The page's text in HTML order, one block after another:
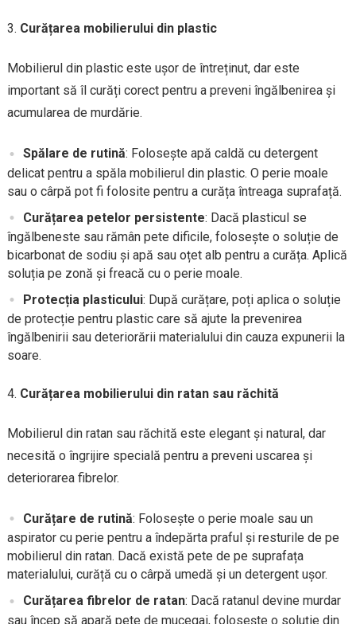
Curățarea mobilierului din plastic
Mobilierul din plastic este ușor de întreținut, dar este
important să îl curăți corect pentru a preveni îngălbenirea și
acumularea de murdărie.
Spălare de rutină: Folosește apă caldă cu detergent
delicat pentru a spăla mobilierul din plastic. O perie moale
sau o cârpă pot fi folosite pentru a curăța întreaga suprafață.
Curățarea petelor persistente: Dacă plasticul se
îngălbeneste sau rămân pete dificile, folosește o soluție de
bicarbonat de sodiu și apă sau oțet alb pentru a curăța. Aplică
soluția pe zonă și freacă cu o perie moale.
Protecția plasticului: După curățare, poți aplica o soluție
de protecție pentru plastic care să ajute la prevenirea
îngălbenirii sau deteriorării materialului din cauza expunerii la
soare.
Curățarea mobilierului din ratan sau răchită
Mobilierul din ratan sau răchită este elegant și natural, dar
necesită o îngrijire specială pentru a preveni uscarea și
deteriorarea fibrelor.
Curățare de rutină: Folosește o perie moale sau un
aspirator cu perie pentru a îndepărta praful și resturile de pe
mobilierul din ratan. Dacă există pete de pe suprafața
materialului, curăță cu o cârpă umedă și un detergent ușor.
Curățarea fibrelor de ratan: Dacă ratanul devine murdar
sau încep să apară pete de mucegai, folosește o soluție din